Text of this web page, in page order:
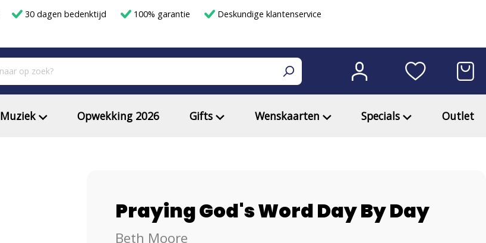
30 dagen bedenktijd 100% garantie
Deskundige klantenservice
Muziek Opwekking 2026 Gifts Wenskaarten Specials Outlet
Praying God's Word Day By Day
Beth Moore